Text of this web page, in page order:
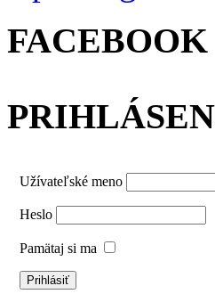
FACEBOOK
Užívateľské meno
Heslo
Pamätaj si ma